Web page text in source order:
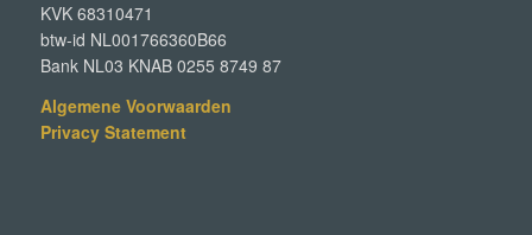
KVK 68310471
btw-id NL001766360B66
Bank NL03 KNAB 0255 8749 87
Algemene Voorwaarden
Privacy Statement